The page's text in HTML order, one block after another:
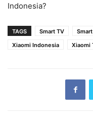
Indonesia?
TAGS Smart TV
Xiaomi Indonesia
Xiaomi